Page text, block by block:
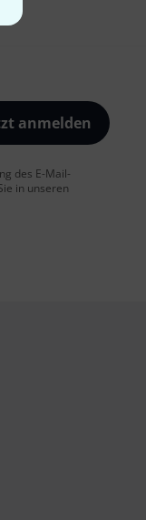
anmelden
des E-Mail-
in unseren